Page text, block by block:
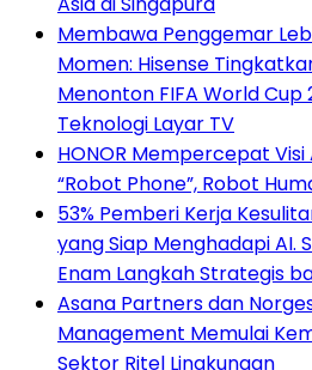
Membawa Penggemar
Momen: Hisense
Menonton FIFA World
Teknologi Layar TV
HONOR Mempercepat Visi
“Robot Phone”, Robot
53% Pemberi Kerja
yang Siap Menghadapi AI.
Enam Langkah Strategis
Asana Partners dan
Management Memulai
Sektor Ritel Lingkungan